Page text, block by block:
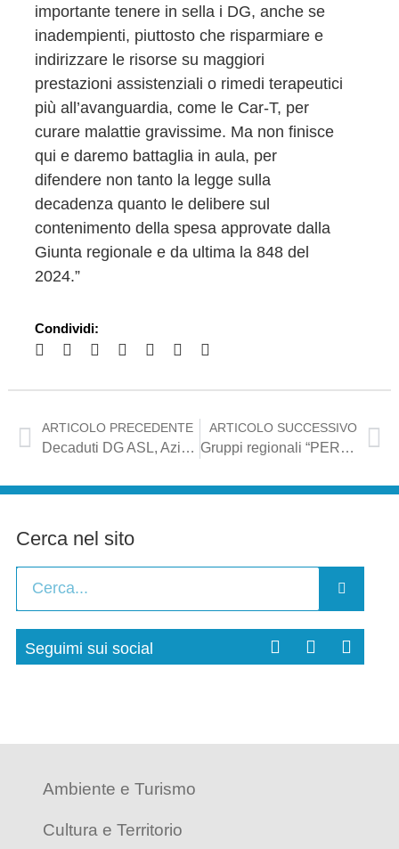
importante tenere in sella i DG, anche se
inadempienti, piuttosto che risparmiare e
indirizzare le risorse su maggiori
prestazioni assistenziali o rimedi terapeutici
più all’avanguardia, come le Car-T, per
curare malattie gravissime. Ma non finisce
qui e daremo battaglia in aula, per
difendere non tanto la legge sulla
decadenza quanto le delibere sul
contenimento della spesa approvate dalla
Giunta regionale e da ultima la 848 del
2024.”
Condividi:
ARTICOLO PRECEDENTE
Decaduti DG ASL, Azione: “I DG ASL sono decaduti per lo sforamento spesa farmaceutica. Nulli eventuali atti. Subito commissari”
ARTICOLO SUCCESSIVO
Gruppi regionali “PER LA PUGLIA” e “AZIONE”: nessuna interruzione dei servizi nei centri per i Disturbi Cognitivi e le Demenze
Cerca nel sito
Seguimi sui social
Ambiente e Turismo
Cultura e Territorio